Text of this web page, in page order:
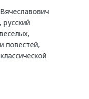
повестей,